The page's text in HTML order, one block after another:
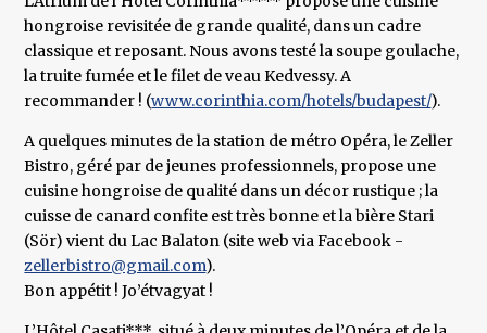
hongroise revisitée de grande qualité, dans un cadre
classique et reposant. Nous avons testé la soupe goulache,
la truite fumée et le filet de veau Kedvessy. A
recommander ! (www.corinthia.com/hotels/budapest/).
A quelques minutes de la station de métro Opéra, le Zeller
Bistro, géré par de jeunes professionnels, propose une
cuisine hongroise de qualité dans un décor rustique ; la
cuisse de canard confite est très bonne et la bière Stari
(Sör) vient du Lac Balaton (site web via Facebook -
zellerbistro@gmail.com).
Bon appétit ! Jo’étvagyat !